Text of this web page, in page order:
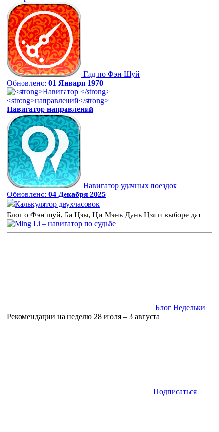
Гид по Фэн Шуй
Обновлено: 01 Января 1970
Навигатор направлений
Навигатор удачных поездок
Обновлено: 04 Декабря 2025
Калькулятор двухчасовок
Блог о Фэн шуй, Ба Цзы, Ци Мэнь Дунь Цзя и выборе дат
Блог Недельки
Рекомендации на неделю 28 июля – 3 августа
Подписаться